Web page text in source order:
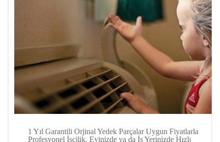
1 Yıl Garantili Orjinal Yedek Parçalar Uygun Fiyatlarla
Profesyonel İşçilik. Evinizde ya da İş Yerinizde Hızlı